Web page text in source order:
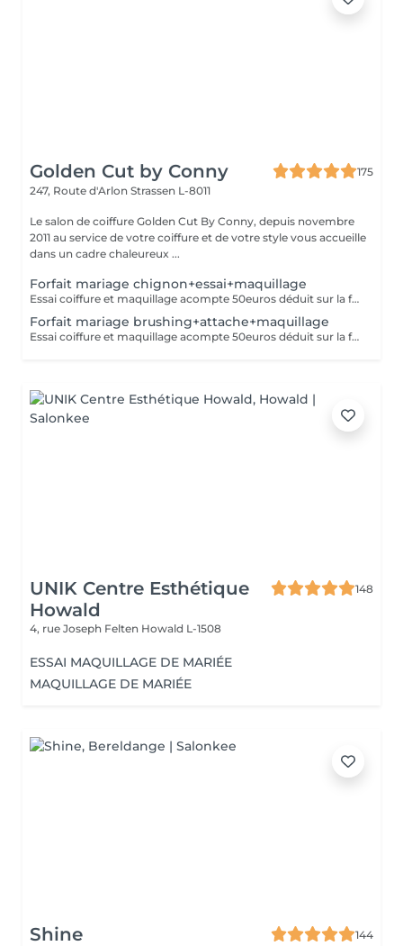
Golden Cut by Conny
175
247, Route d'Arlon Strassen L-8011
Le salon de coiffure Golden Cut By Conny, depuis novembre
2011 au service de votre coiffure et de votre style vous accueille
dans un cadre chaleureux ...
Forfait mariage chignon+essai+maquillage
Essai coiffure et maquillage acompte 50euros déduit sur la facture finale
Forfait mariage brushing+attache+maquillage
Essai coiffure et maquillage acompte 50euros déduit sur la facture finale
UNIK Centre Esthétique
Howald
148
4, rue Joseph Felten Howald L-1508
ESSAI MAQUILLAGE DE MARIÉE
MAQUILLAGE DE MARIÉE
Shine
144